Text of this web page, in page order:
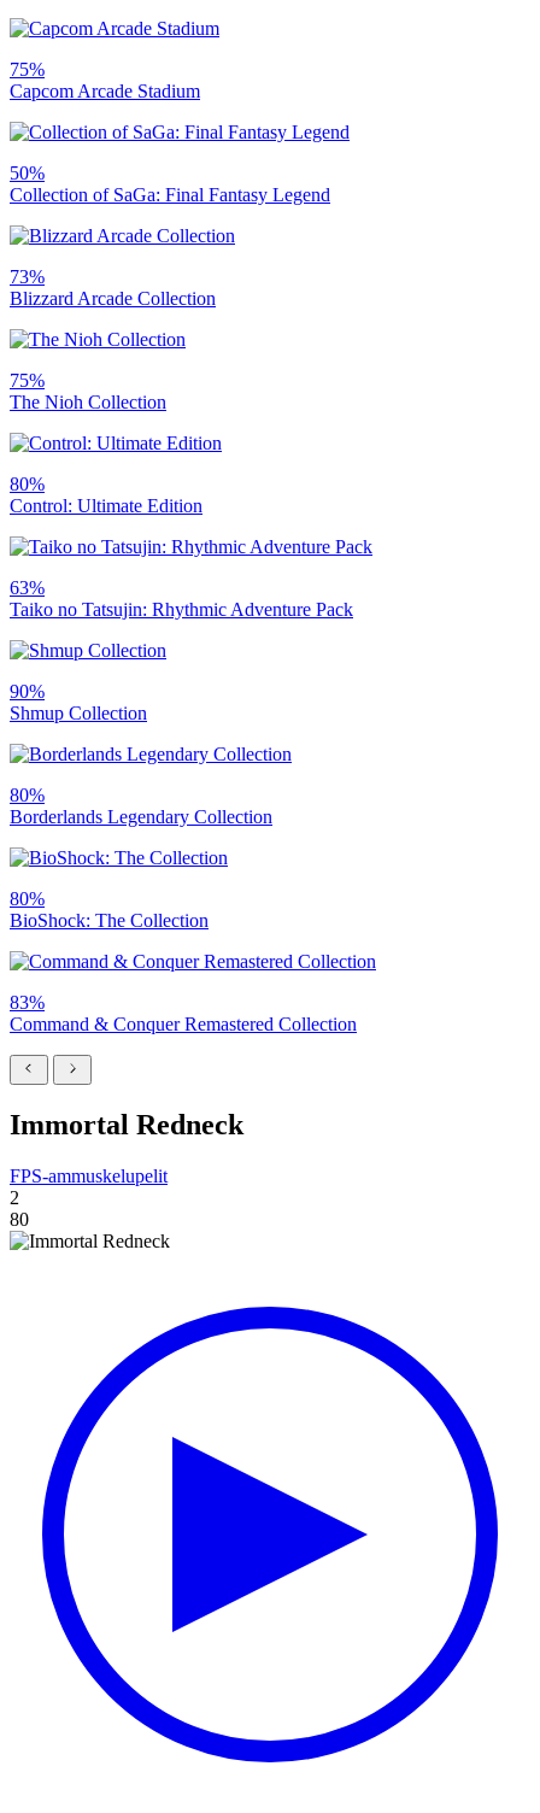
75%
Capcom Arcade Stadium
50%
Collection of SaGa: Final Fantasy Legend
73%
Blizzard Arcade Collection
75%
The Nioh Collection
80%
Control: Ultimate Edition
63%
Taiko no Tatsujin: Rhythmic Adventure Pack
90%
Shmup Collection
80%
Borderlands Legendary Collection
80%
BioShock: The Collection
83%
Command & Conquer Remastered Collection
Immortal Redneck
FPS-ammuskelupelit
2
80